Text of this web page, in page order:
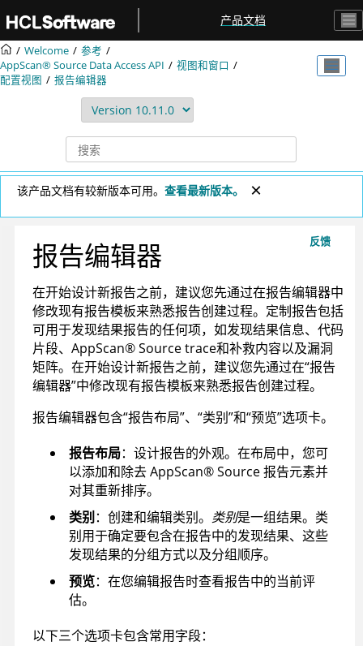
产品文档
Welcome
参考
AppScan® Source Data Access API
视图和窗口
配置视图
报告编辑器
该产品文档有较新版本可用。 查看最新版本。
反馈
报告编辑器
在开始设计新报告之前，建议您先通过在报告编辑器中
修改现有报告模板来熟悉报告创建过程。定制报告包括
可用于发现结果报告的任何项，如发现结果信息、代码
片段、 AppScan®Source trace和补救内容以及漏洞
矩阵。在开始设计新报告之前，建议您先通过在“报告
编辑器”中修改现有报告模板来熟悉报告创建过程。
报告编辑器包含“报告布局”、“类别”和“预览”选项卡。
报告布局：设计报告的外观。在布局中，您可
以添加和除去AppScan®Source报告元素并
对其重新排序。
类别 ：创建和编辑类别。 类别是一组结果。类
别用于确定要包含在报告中的发现结果、这些
发现结果的分组方式以及分组顺序。
预览：在您编辑报告时查看报告中的当前评
估。
以下三个选项卡包含常用字段：